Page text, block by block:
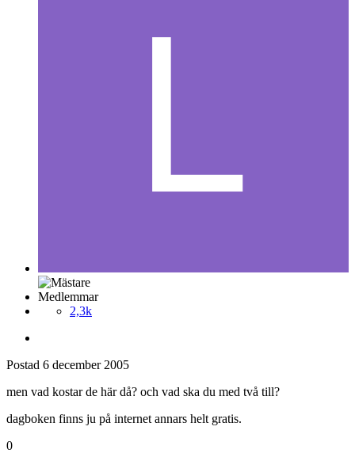
Medlemmar
2,3k
Postad 6 december 2005
men vad kostar de här då? och vad ska du med två till?
dagboken finns ju på internet annars helt gratis.
0